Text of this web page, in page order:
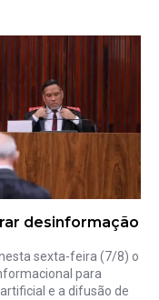
desinformação
sexta-feira (7/8) o
para
e a difusão de